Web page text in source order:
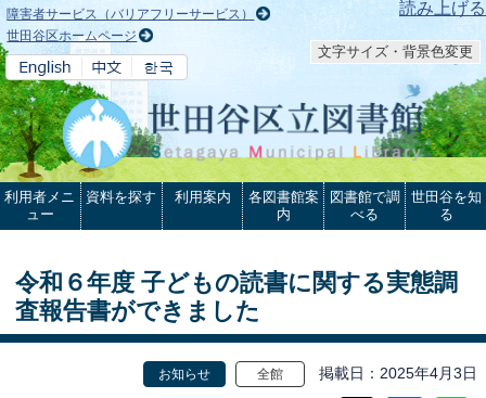
本文へ 読み上げる
障害者サービス（バリアフリーサービス）
世田谷区ホームページ
文字サイズ・背景色変更
利用者メニ
ュー
資料を探す 利用案内
各図書館案
内
図書館で調
べる
世田谷を知
る
令和６年度 子どもの読書に関する実態調
査報告書ができました
お知らせ 全館 掲載日 2025年4月3日